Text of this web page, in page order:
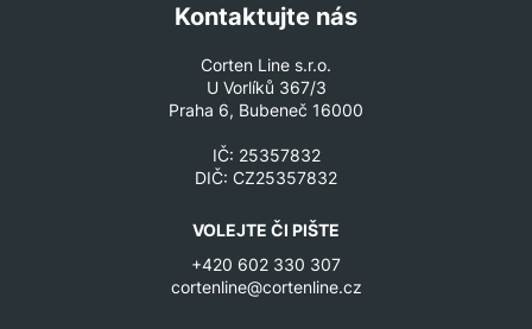
Kontaktujte nás
Corten Line s.r.o.
U Vorlíků 367/3
Praha 6, Bubeneč 16000
IČ: 25357832
DIČ: CZ25357832
VOLEJTE ČI PIŠTE
+420 602 330 307
cortenline@cortenline.cz